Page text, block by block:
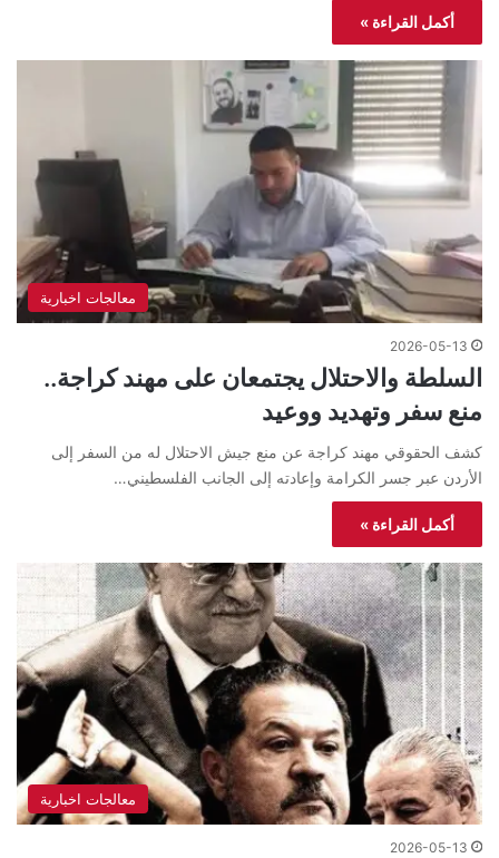
أكمل القراءة »
معالجات اخبارية
2026-05-13
السلطة والاحتلال يجتمعان على مهند كراجة..
منع سفر وتهديد ووعيد
كشف الحقوقي مهند كراجة عن منع جيش الاحتلال له من السفر إلى
الأردن عبر جسر الكرامة وإعادته إلى الجانب الفلسطيني…
أكمل القراءة »
معالجات اخبارية
2026-05-13